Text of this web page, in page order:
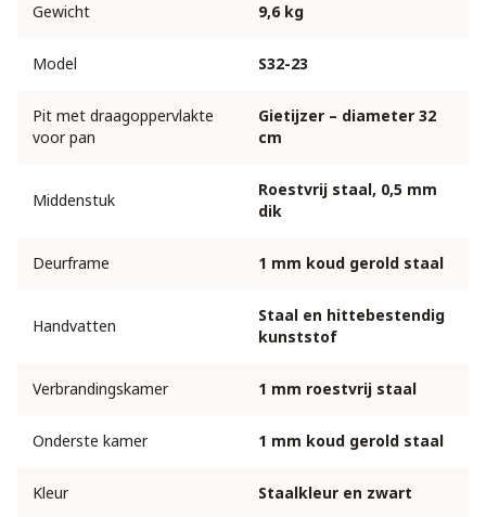
Gewicht 9,6 kg
Model S32-23
Pit met draagoppervlakte
voor pan
Gietijzer – diameter 32
cm
Middenstuk
Roestvrij staal, 0,5 mm
dik
Deurframe 1 mm koud gerold staal
Handvatten
Staal en hittebestendig
kunststof
Verbrandingskamer 1 mm roestvrij staal
Onderste kamer 1 mm koud gerold staal
Kleur Staalkleur en zwart